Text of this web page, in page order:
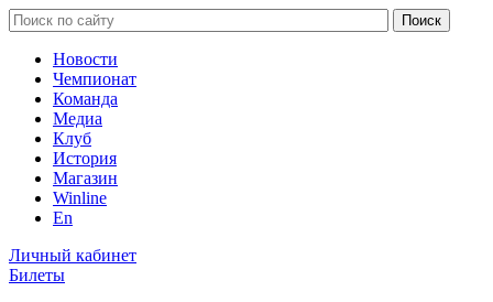
Новости
Чемпионат
Команда
Медиа
Клуб
История
Магазин
Winline
En
Личный кабинет
Билеты